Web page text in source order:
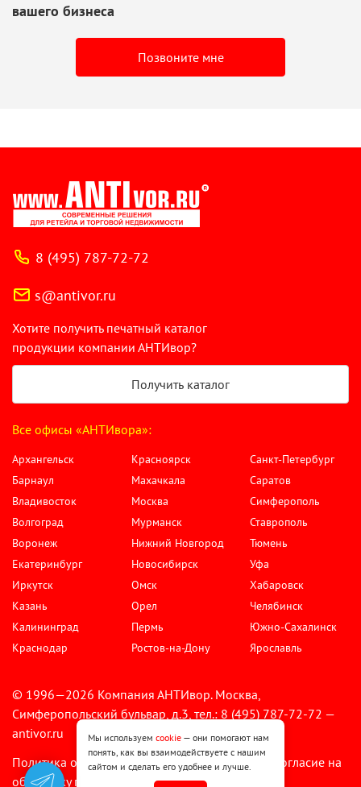
вашего бизнеса
Позвоните мне
8 (495) 787-72-72
s@antivor.ru
Хотите получить печатный каталог
продукции компании АНТИвор?
Получить каталог
Все офисы «АНТИвора»:
Архангельск
Барнаул
Владивосток
Волгоград
Воронеж
Екатеринбург
Иркутск
Казань
Калининград
Краснодар
Красноярск
Махачкала
Москва
Мурманск
Нижний Новгород
Новосибирск
Омск
Орел
Пермь
Ростов-на-Дону
Санкт-Петербург
Саратов
Симферополь
Ставрополь
Тюмень
Уфа
Хабаровск
Челябинск
Южно-Сахалинск
Ярославль
© 1996—2026 Компания АНТИвор. Москва,
Симферопольский бульвар, д.3, тел.: 8 (495) 787-72-72 —
antivor.ru
Политика обработки персональных данных
Согласие на
обработку персональных данных
Мы используем cookie — они помогают нам
понять, как вы взаимодействуете с нашим
сайтом и сделать его удобнее и лучше.